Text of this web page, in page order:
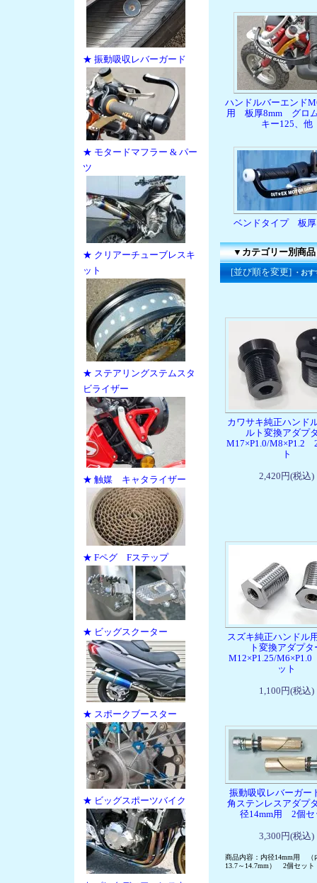
★ 振動吸収レバーガード
★ モタードマフラー & パー
ツ
★ クリアーチューブレスキ
ット
★ ステアリングステムスタ
ビライザー
★ 触媒 キャタライザー
★ Fペグ Fステップ
★ ビッグスクーター
★ スポークブースター
★ ビッグスポーツバイク
ハンドルバーエンド
用 板厚8mm グロ
キー125、他
ベンドタイプ 板厚
▼カテゴリー別商品
[並び順を変更]
・お
カワサキ純正ハンド
ルト変換アダプ
M17×P1.0/M8×P1.2
ト
2,420円(税込)
スズキ純正ハンドル
ト変換アダプタ
M12×P1.25/
ット
1,100円(税込)
振動吸収レバーガ
角ステンレスアダプ
径14mm用 2個セ
3,300円(税込)
商品内容：内径14mm用 （
13.7～14.7mm） 2個セット